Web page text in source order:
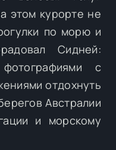
этом курорте не
по морю и
Сидней:
с
отдохнуть
Австралии
и морскому